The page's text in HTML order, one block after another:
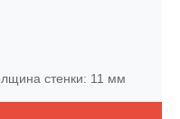
стенки: 11 мм